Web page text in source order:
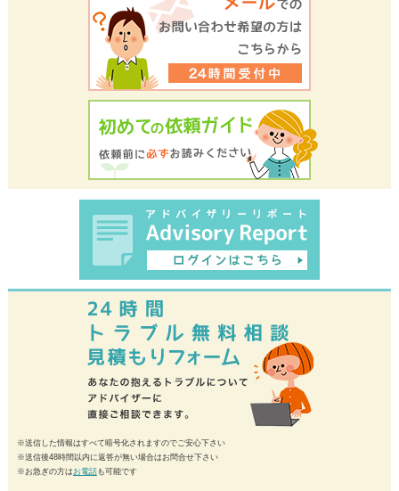
※送信した情報はすべて暗号化されますのでご安心下さい
※送信後48時間以内に返答が無い場合はお問合せ下さい
※お急ぎの方はお電話も可能です